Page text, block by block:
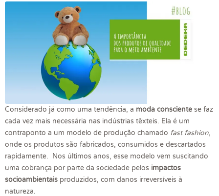
Considerado já como uma tendência, a moda consciente se faz
cada vez mais necessária nas indústrias têxteis. Ela é um
contraponto a um modelo de produção chamado fast fashion,
onde os produtos são fabricados, consumidos e descartados
rapidamente. Nos últimos anos, esse modelo vem suscitando
uma cobrança por parte da sociedade pelos impactos
socioambientais produzidos, com danos irreversíveis à
natureza.